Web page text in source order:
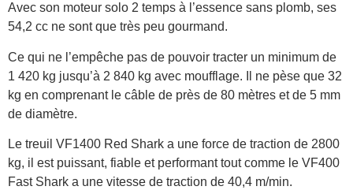
Avec son moteur solo 2 temps à l’essence sans plomb, ses
54,2 cc ne sont que très peu gourmand.
Ce qui ne l’empêche pas de pouvoir tracter un minimum de
1 420 kg jusqu’à 2 840 kg avec moufflage. Il ne pèse que 32
kg en comprenant le câble de près de 80 mètres et de 5 mm
de diamètre.
Le treuil VF1400 Red Shark a une force de traction de 2800
kg, il est puissant, fiable et performant tout comme le VF400
Fast Shark a une vitesse de traction de 40,4 m/min.